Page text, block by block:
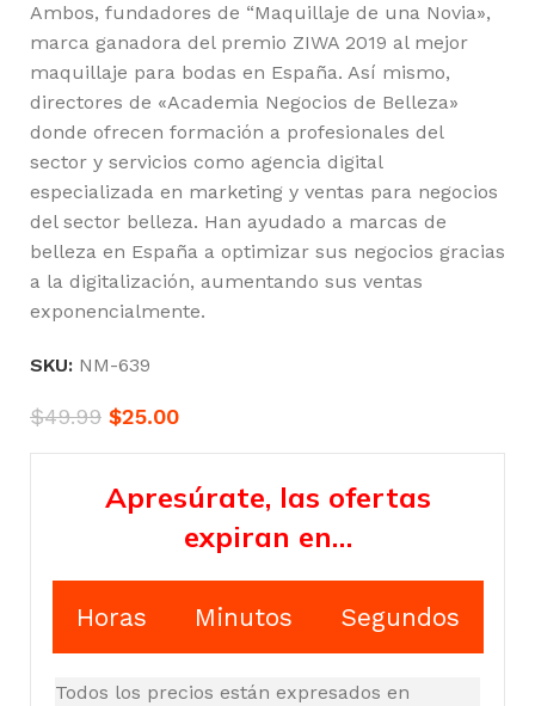
Ambos, fundadores de “Maquillaje de una Novia»,
marca ganadora del premio ZIWA 2019 al mejor
maquillaje para bodas en España. Así mismo,
directores de «Academia Negocios de Belleza»
donde ofrecen formación a profesionales del
sector y servicios como agencia digital
especializada en marketing y ventas para negocios
del sector belleza. Han ayudado a marcas de
belleza en España a optimizar sus negocios gracias
a la digitalización, aumentando sus ventas
exponencialmente.
SKU: NM-639
$49.99 $25.00
Apresúrate, las ofertas
expiran en…
Horas Minutos Segundos
Todos los precios están expresados en